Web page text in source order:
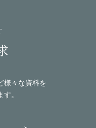
様々な資料を
。